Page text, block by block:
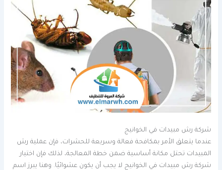
شركة رش مبيدات في الخوانيج
عندما يتعلق الأمر بمكافحة فعالة وسريعة للحشرات، فإن عملية رش
المبيدات تحتل مكانة أساسية ضمن خطة المعالجة، لذلك فإن اختيار
شركة رش مبيدات في الخوانيج لا يجب أن يكون عشوائيًا. وهنا يبرز اسم